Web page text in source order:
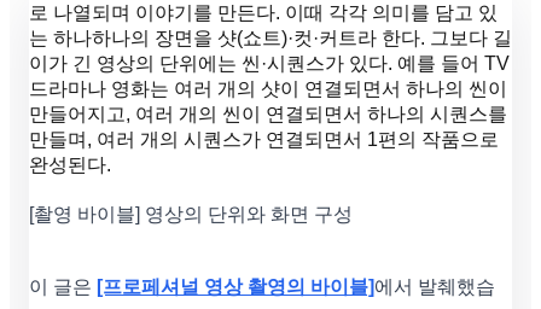
로 나열되며 이야기를 만든다. 이때 각각 의미를 담고 있
는 하나하나의 장면을 샷(쇼트)·컷·커트라 한다. 그보다 길
이가 긴 영상의 단위에는 씬·시퀀스가 있다. 예를 들어 TV
드라마나 영화는 여러 개의 샷이 연결되면서 하나의 씬이
만들어지고, 여러 개의 씬이 연결되면서 하나의 시퀀스를
만들며, 여러 개의 시퀀스가 연결되면서 1편의 작품으로
완성된다.
[촬영 바이블] 영상의 단위와 화면 구성
이 글은 [프로페셔널 영상 촬영의 바이블]에서 발췌했습